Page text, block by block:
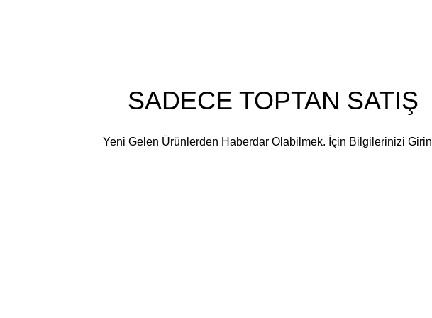
SADECE TOPTAN SATIŞ
Yeni Gelen Ürünlerden Haberdar Olabilmek. İçin Bilgilerinizi